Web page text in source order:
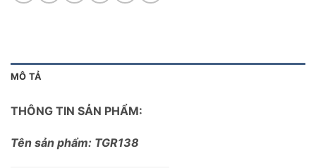
MÔ TẢ
THÔNG TIN SẢN PHẨM:
Tên sản phẩm: TGR138